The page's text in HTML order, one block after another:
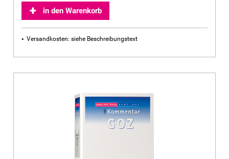
in den Warenkorb
Versandkosten: siehe Beschreibungstext